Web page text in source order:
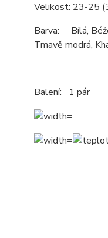
Velikost: 23-25
Barva: Bílá,
Tmavě modrá,
Balení: 1 pár